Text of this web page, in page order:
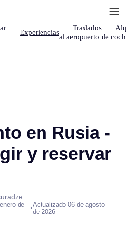
Experiencias
Traslados
al aeropuerto de
en Rusia -
y reservar
de
•Actualizado 06 de agosto
de 2026